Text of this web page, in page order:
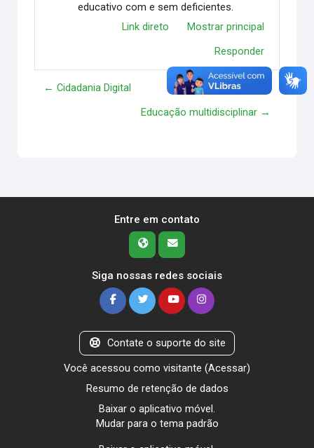
educativo com e sem deficientes.
Link direto
Mostrar principal
Responder
← Cidadania Digital
Educação multidisciplinar →
Entre em contato
Siga nossas redes sociais
Contate o suporte do site
Você acessou como visitante (Acessar)
Resumo de retenção de dados
Baixar o aplicativo móvel.
Mudar para o tema padrão